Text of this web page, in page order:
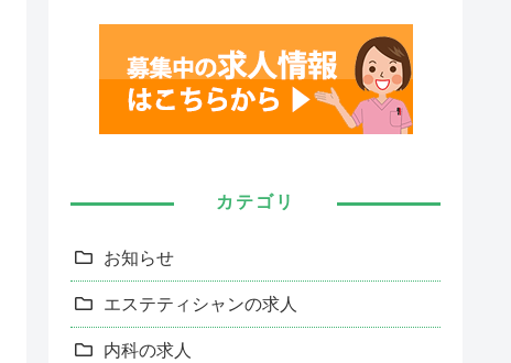
カテゴリ
お知らせ
エステティシャンの求人
内科の求人